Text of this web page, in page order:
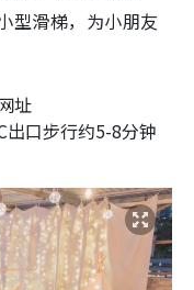
型滑梯，为小朋友
址
出口步行约5-8分钟